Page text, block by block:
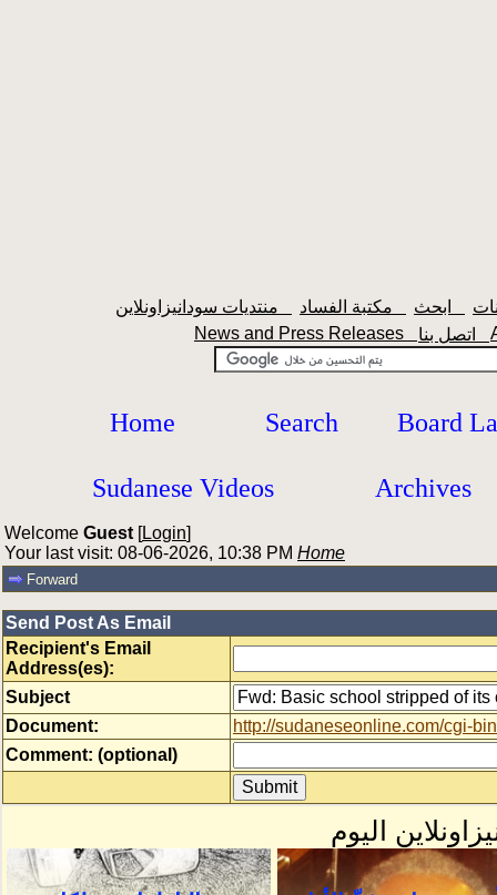
News and Press Releases
Home Search Board
Sudanese Videos Archives
Welcome Guest [Login]
Your last visit: 08-06-2026, 10:38 PM Home
Forward
Send Post As Email
Recipient's Email
Address(es):
Subject
Document:
http://sudaneseonline.com/cgi-
Comment: (optional)